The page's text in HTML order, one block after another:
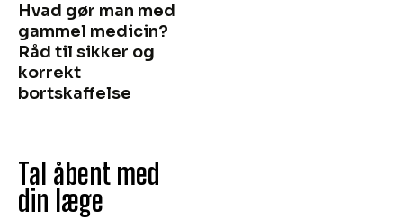
Hvad gør man med
gammel medicin?
Råd til sikker og
korrekt
bortskaffelse
Tal åbent med
din læge